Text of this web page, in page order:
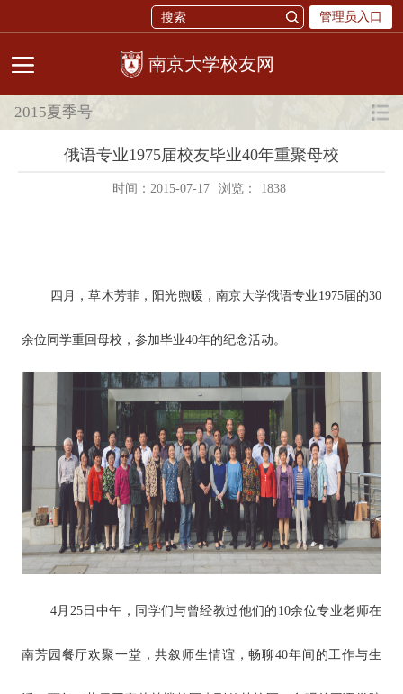
管理员入口
校友网
2015夏季号
俄语专业1975届校友毕业40年重聚母校
时间：2015-07-17 浏览： 1838
四月，草木芳菲，阳光煦暖，南京大学俄语专业1975届的30
余位同学重回母校，参加毕业40年的纪念活动。
4月25日中午，同学们与曾经教过他们的10余位专业老师在
南芳园餐厅欢聚一堂，共叙师生情谊，畅聊40年间的工作与生